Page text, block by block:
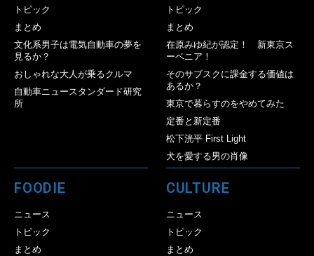
トピック
まとめ
文化系男子は電気自動車の夢を
見るか？
おしゃれな大人が乗るクルマ
自動車ニュースタンダード研究
所
トピック
まとめ
在原みゆ紀が認定！ 新東京ス
ーベニア！
そのサブスクに課金する価値は
あるか？
東京で暮らすのをやめてみた
定番と新定番
松下洸平 First Light
犬を愛する男の肖像
FOODIE
ニュース
トピック
まとめ
CULTURE
ニュース
トピック
まとめ